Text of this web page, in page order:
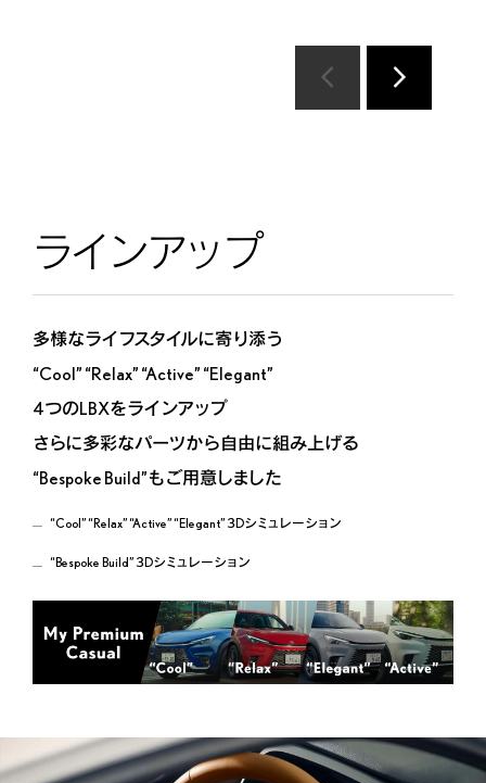
ラインアップ
多様なライフスタイルに寄り添う
“Cool” “Relax” “Active” “Elegant”
4つのLBXをラインアップ
さらに多彩なパーツから自由に組み上げる
“Bespoke Build”もご用意しました
“Cool” “Relax” “Active” “Elegant” 3Dシミュレーション
“Bespoke Build” 3Dシミュレーション